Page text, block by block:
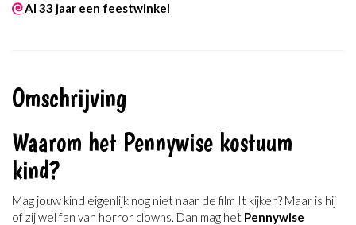
Al 33 jaar een feestwinkel
Omschrijving
Waarom het Pennywise kostuum
kind?
Mag jouw kind eigenlijk nog niet naar de film It kijken? Maar is hij
of zij wel fan van horror clowns. Dan mag het Pennywise